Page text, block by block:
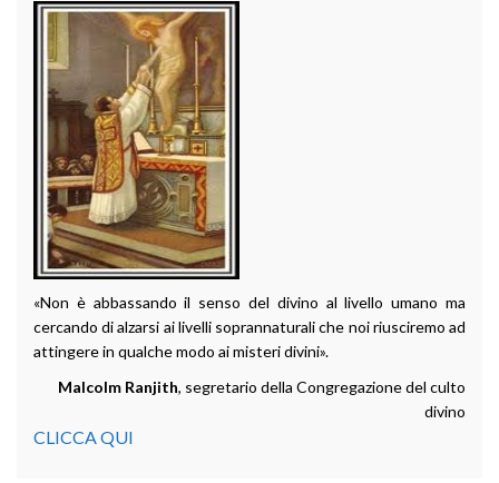
«Non è abbassando il senso del divino al livello umano ma
cercando di alzarsi ai livelli soprannaturali che noi riusciremo ad
attingere in qualche modo ai misteri divini».
Malcolm Ranjith, segretario della Congregazione del culto
divino
CLICCA QUI